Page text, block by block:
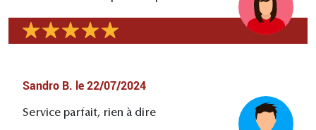
Sandro B. le 22/07/2024
Service parfait, rien à dire